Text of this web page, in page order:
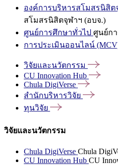
องค์การบริหารสโมสรนิสิต
สโมสรนิสิตจุฬาฯ (อบจ.)
ศูนย์การศึกษาทั่วไป ศูนย์ก
การประเมินออนไลน์
วิจัยและนวัตกรรม
CU Innovation Hub
Chula DigiVerse
สำนักบริหารวิจัย
ทุนวิจัย
วิจัยและนวัตกรรม
Chula DigiVerse Chula
CU Innovation Hub CU